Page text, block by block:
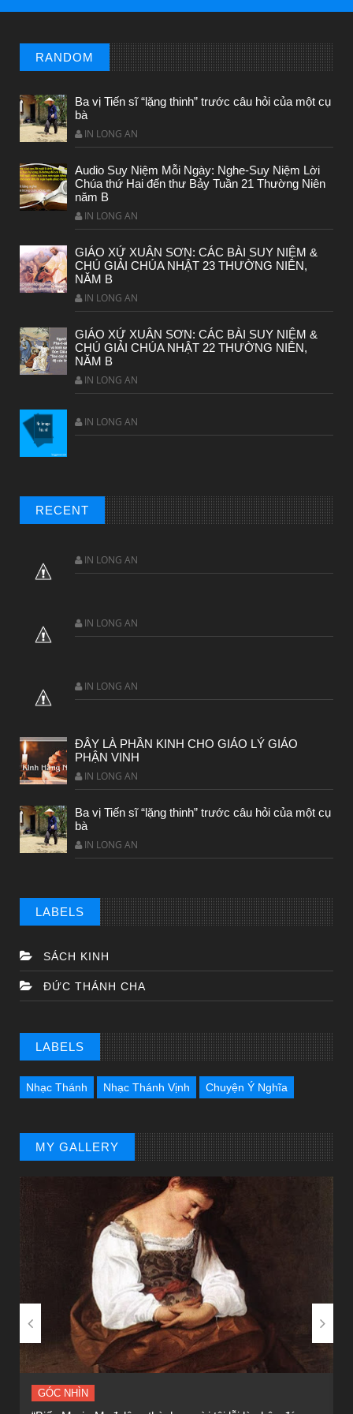
RANDOM
Ba vị Tiến sĩ “lặng thinh” trước câu hỏi của một cụ
bà
IN LONG AN
Audio Suy Niệm Mỗi Ngày: Nghe-Suy Niệm Lời
Chúa thứ Hai đến thư Bảy Tuần 21 Thường Niên
năm B
IN LONG AN
GIÁO XỨ XUÂN SƠN: CÁC BÀI SUY NIỆM &
CHÚ GIẢI CHÚA NHẬT 23 THƯỜNG NIÊN,
NĂM B
IN LONG AN
GIÁO XỨ XUÂN SƠN: CÁC BÀI SUY NIỆM &
CHÚ GIẢI CHÚA NHẬT 22 THƯỜNG NIÊN,
NĂM B
IN LONG AN
IN LONG AN
RECENT
IN LONG AN
IN LONG AN
IN LONG AN
ĐÂY LÀ PHẦN KINH CHO GIÁO LÝ GIÁO
PHẬN VINH
IN LONG AN
Ba vị Tiến sĩ “lặng thinh” trước câu hỏi của một cụ
bà
IN LONG AN
LABELS
SÁCH KINH
ĐỨC THÁNH CHA
LABELS
Nhạc Thánh Nhạc Thánh Vịnh Chuyện Ý Nghĩa
MY GALLERY
GÓC NHÌN
 